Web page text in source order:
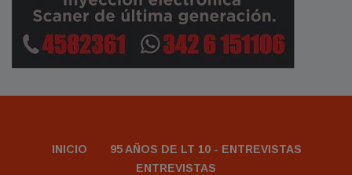
INICIO
95 AÑOS DE LT 10 - ENTREVISTAS
ENTREVISTAS